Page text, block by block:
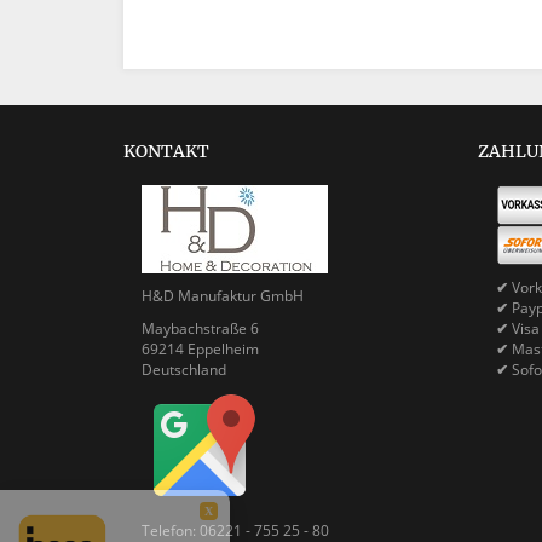
X
KONTAKT
H&D Manufaktur GmbH
Maybachstraße 6
69214 Eppelheim
Deutschland
Telefon: 06221 - 755 25 - 80
✔
✔
✔ Visa
✔
✔